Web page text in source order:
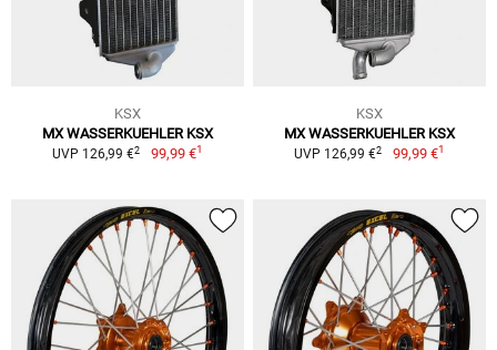
KSX
MX WASSERKUEHLER KSX
UVP 126,99 €2 99,99 €1
KSX
MX WASSERKUEHLER KSX
UVP 126,99 €2 99,99 €1